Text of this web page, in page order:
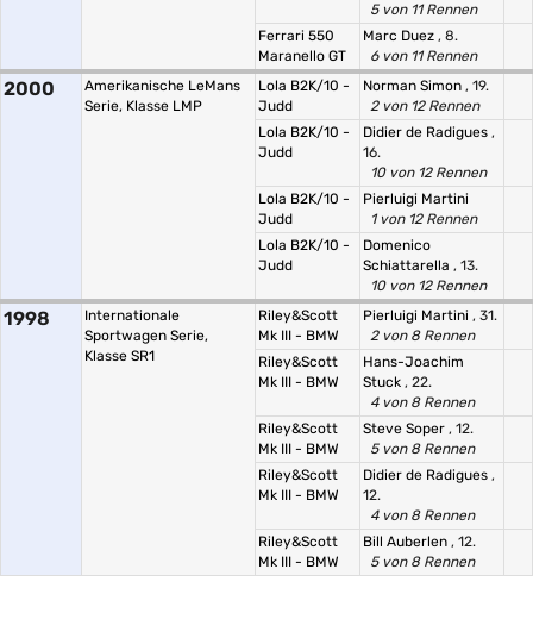
5 von 11 Rennen
Ferrari 550
Maranello GT
Marc Duez , 8.
6 von 11 Rennen
2000
Amerikanische LeMans
Serie, Klasse LMP
Lola B2K/10 -
Judd
Norman Simon , 19.
2 von 12 Rennen
Lola B2K/10 -
Judd
Didier de Radigues ,
16.
10 von 12 Rennen
Lola B2K/10 -
Judd
Pierluigi Martini
1 von 12 Rennen
Lola B2K/10 -
Judd
Domenico
Schiattarella , 13.
10 von 12 Rennen
1998
Internationale
Sportwagen Serie,
Klasse SR1
Riley&Scott
Mk III - BMW
Pierluigi Martini , 31.
2 von 8 Rennen
Riley&Scott
Mk III - BMW
Hans-Joachim
Stuck , 22.
4 von 8 Rennen
Riley&Scott
Mk III - BMW
Steve Soper , 12.
5 von 8 Rennen
Riley&Scott
Mk III - BMW
Didier de Radigues ,
12.
4 von 8 Rennen
Riley&Scott
Mk III - BMW
Bill Auberlen , 12.
5 von 8 Rennen